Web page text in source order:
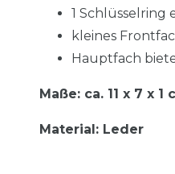
1 Schlüsselring
kleines
Hauptfach
Maße: ca. 11 x 7 x 1
Material: Leder